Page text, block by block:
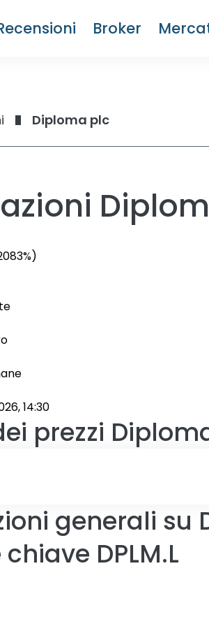
Broker
Diploma plc
14:30
prezzi
generali su
DPLM.L